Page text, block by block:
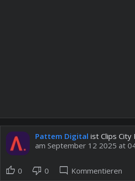
Pattem Digital ist Clips
am September 12 2025 at
thumb_up 0 thumb_down 0 mode_comment Kommentieren